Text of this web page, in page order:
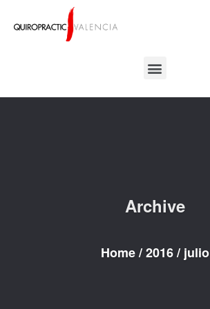
Archive
Home / 2016 / julio